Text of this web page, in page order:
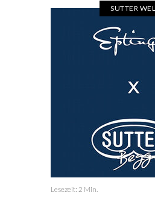
SUTTER
Lesezeit: 2 Min.